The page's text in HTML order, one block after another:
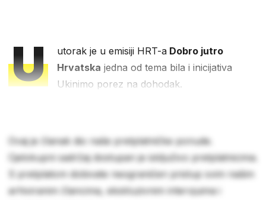
U utorak je u emisiji HRT-a Dobro jutro
Hrvatska jedna od tema bila i inicijativa
Ukinimo porez na dohodak.
Ovaj je članak dio naše pretplatničke ponude.
Cjelokupni sadržaj dostupan je isključivo pretplatnicima.
S pretplatom dobivate neograničen pristup svim našim
arhiviranim člancima, ekskluzivnim intervjuima i